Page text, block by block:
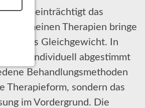
beeinträchtigt das
Mit meinen Therapien bringe
ins Gleichgewicht. In
ich – individuell abgestimmt
Behandlungsmethoden
Therapieform, sondern das
im Vordergrund. Die